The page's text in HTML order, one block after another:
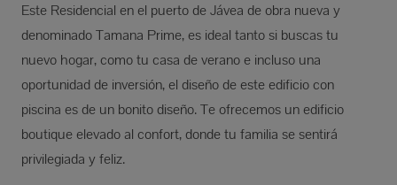
Este Residencial en el puerto de Jávea de obra nueva y
denominado Tamana Prime, es ideal tanto si buscas tu
nuevo hogar, como tu casa de verano e incluso una
oportunidad de inversión, el diseño de este edificio con
piscina es de un bonito diseño. Te ofrecemos un edificio
boutique elevado al confort, donde tu familia se sentirá
privilegiada y feliz.